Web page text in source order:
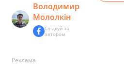
Володимир
Мололкін
Слідкуй за
автором
Реклама